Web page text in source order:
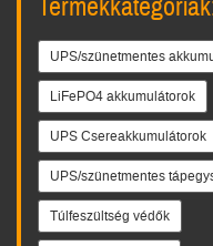
UPS/szünetmentes
LiFePO4 akkumulátorok
UPS Csereakkumulátorok
UPS/szünetmentes
Túlfeszültség védők